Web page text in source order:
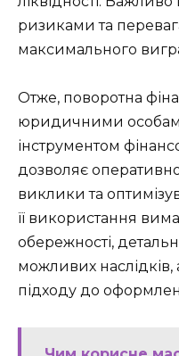
ризиками та
максимального
Отже, поворотна
юридичними
інструментом
дозволяє
виклики та
її використання
обережності,
можливих
підходу до